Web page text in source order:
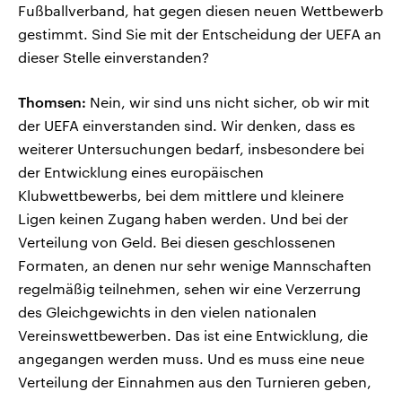
Fußballverband, hat gegen diesen neuen Wettbewerb
gestimmt. Sind Sie mit der Entscheidung der UEFA an
dieser Stelle einverstanden?
Thomsen: Nein, wir sind uns nicht sicher, ob wir mit
der UEFA einverstanden sind. Wir denken, dass es
weiterer Untersuchungen bedarf, insbesondere bei
der Entwicklung eines europäischen
Klubwettbewerbs, bei dem mittlere und kleinere
Ligen keinen Zugang haben werden. Und bei der
Verteilung von Geld. Bei diesen geschlossenen
Formaten, an denen nur sehr wenige Mannschaften
regelmäßig teilnehmen, sehen wir eine Verzerrung
des Gleichgewichts in den vielen nationalen
Vereinswettbewerben. Das ist eine Entwicklung, die
angegangen werden muss. Und es muss eine neue
Verteilung der Einnahmen aus den Turnieren geben,